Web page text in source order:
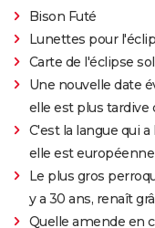
Bison Futé
Lunettes pour
Carte de l'éclipse
Une nouvelle date
elle est plus tardive
C'est la langue qui
elle est européenne
Le plus gros
y a 30 ans, renaît
Quelle amende en